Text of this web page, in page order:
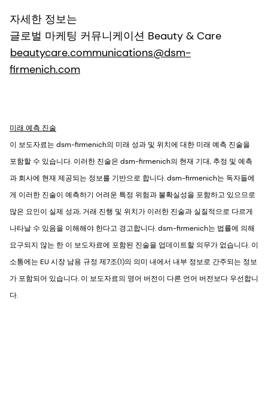
자세한 정보는
글로벌 마케팅 커뮤니케이션 Beauty & Care
beautycare.communications@dsm-
firmenich.com
미래 예측 진술
이 보도자료는 dsm-firmenich의 미래 성과 및 위치에 대한 미래 예측 진술을
포함할 수 있습니다. 이러한 진술은 dsm-firmenich의 현재 기대, 추정 및 예측
과 회사에 현재 제공되는 정보를 기반으로 합니다. dsm-firmenich는 독자들에
게 이러한 진술이 예측하기 어려운 특정 위험과 불확실성을 포함하고 있으므로
많은 요인이 실제 성과, 거래 진행 및 위치가 이러한 진술과 실질적으로 다르게
나타날 수 있음을 이해해야 한다고 경고합니다. dsm-firmenich는 법률에 의해
요구되지 않는 한 이 보도자료에 포함된 진술을 업데이트할 의무가 없습니다. 이
소통에는 EU 시장 남용 규정 제7조(1)의 의미 내에서 내부 정보로 간주되는 정보
가 포함되어 있습니다. 이 보도자료의 영어 버전이 다른 언어 버전보다 우선합니
다.